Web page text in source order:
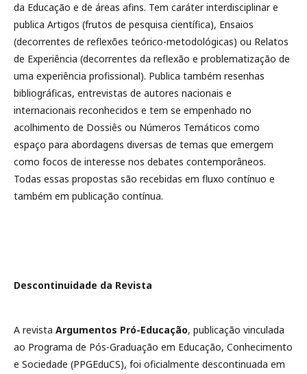
da Educação e de áreas afins. Tem caráter interdisciplinar e
publica Artigos (frutos de pesquisa científica), Ensaios
(decorrentes de reflexões teórico-metodológicas) ou Relatos
de Experiência (decorrentes da reflexão e problematização de
uma experiência profissional). Publica também resenhas
bibliográficas, entrevistas de autores nacionais e
internacionais reconhecidos e tem se empenhado no
acolhimento de Dossiês ou Números Temáticos como
espaço para abordagens diversas de temas que emergem
como focos de interesse nos debates contemporâneos.
Todas essas propostas são recebidas em fluxo contínuo e
também em publicação contínua.
Descontinuidade da Revista
A revista Argumentos Pró-Educação, publicação vinculada
ao Programa de Pós-Graduação em Educação, Conhecimento
e Sociedade (PPGEduCS), foi oficialmente descontinuada em